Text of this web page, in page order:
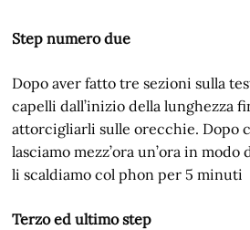
Step numero due
Dopo aver fatto tre sezioni sulla
capelli dall’inizio della lunghezza
attorcigliarli sulle orecchie. Dopo
lasciamo mezz’ora un’ora in
li scaldiamo col phon per 5 minuti
Terzo ed ultimo step